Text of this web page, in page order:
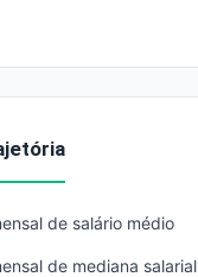
de salário médio
de mediana salarial